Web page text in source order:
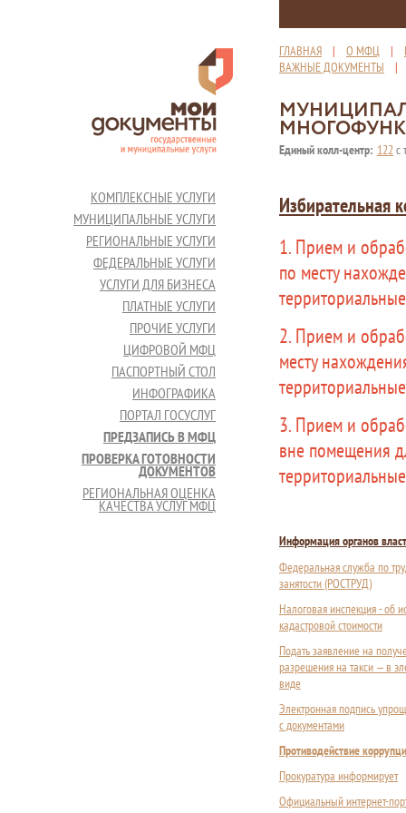
ГЛАВНАЯ | О МФЦ |
ВАЖНЫЕ ДОКУМЕНТЫ
Единый колл-центр: 122с
КОМПЛЕКСНЫЕ УСЛУГИ
МУНИЦИПАЛЬНЫЕ УСЛУГИ
РЕГИОНАЛЬНЫЕ УСЛУГИ
ФЕДЕРАЛЬНЫЕ УСЛУГИ
УСЛУГИ ДЛЯ БИЗНЕСА
ПЛАТНЫЕ УСЛУГИ
ПРОЧИЕ УСЛУГИ
ЦИФРОВОЙ МФЦ
ПАСПОРТНЫЙ СТОЛ
ИНФОГРАФИКА
ПОРТАЛ ГОСУСЛУГ
ПРЕДЗАПИСЬ В МФЦ
ПРОВЕРКА ГОТОВНОСТИ
ДОКУМЕНТОВ
РЕГИОНАЛЬНАЯ ОЦЕНКА
КАЧЕСТВА УСЛУГ МФЦ
Избирательная
1. Прием и
по месту
2. Прием и
месту
3. Прием и
вне помещения
Информация органов
Федеральная служба по
занятости (РОСТРУД)
Налоговая инспекция - об
кадастровой стоимости
Подать заявление на
разрешения на такси — в
виде
Электронная подпись
с документами
Противодействие
Прокуратура информирует
Официальный интернет-